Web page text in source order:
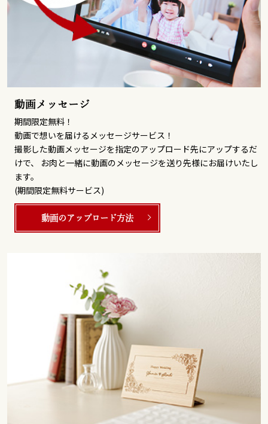
動画メッセージ
期間限定無料！
動画で想いを届けるメッセージサービス！
撮影した動画メッセージを指定のアップロード先にアップするだ
けで、 お肉と一緒に動画のメッセージを送り先様にお届けいたし
ます。
(期間限定無料サービス)
動画のアップロード方法